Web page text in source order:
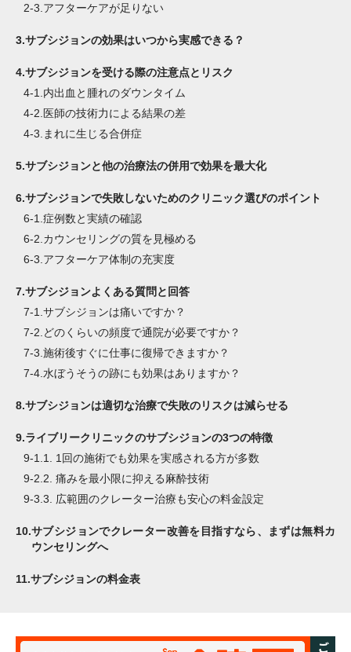
2-3. アフターケアが足りない
3.サブシジョンの効果はいつから実感できる？
4.サブシジョンを受ける際の注意点とリスク
4-1. 内出血と腫れのダウンタイム
4-2. 医師の技術力による結果の差
4-3. まれに生じる合併症
5.サブシジョンと他の治療法の併用で効果を最大化
6.サブシジョンで失敗しないためのクリニック選びのポイント
6-1. 症例数と実績の確認
6-2. カウンセリングの質を見極める
6-3. アフターケア体制の充実度
7.サブシジョンよくある質問と回答
7-1. サブシジョンは痛いですか？
7-2. どのくらいの頻度で通院が必要ですか？
7-3. 施術後すぐに仕事に復帰できますか？
7-4. 水ぼうそうの跡にも効果はありますか？
8.サブシジョンは適切な治療で失敗のリスクは減らせる
9.ライブリークリニックのサブシジョンの3つの特徴
9-1. 1. 1回の施術でも効果を実感される方が多数
9-2. 2. 痛みを最小限に抑える麻酔技術
9-3. 3. 広範囲のクレーター治療も安心の料金設定
10.サブシジョンでクレーター改善を目指すなら、まずは無料カ
ウンセリングへ
11.サブシジョンの料金表